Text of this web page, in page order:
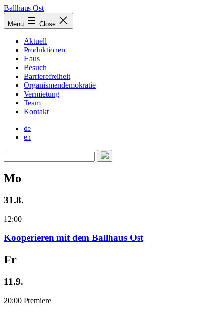
Skip
to
content
Ballhaus Ost
Ballhaus
Ost
Menu Close
Aktuell
Produktionen
Haus
Besuch
Barrierefreiheit
Organismendemokratie
Vermietung
Team
Kontakt
de
en
Mo
31.8.
12:00
Kooperieren mit dem Ballhaus Ost
Fr
11.9.
20:00 Premiere